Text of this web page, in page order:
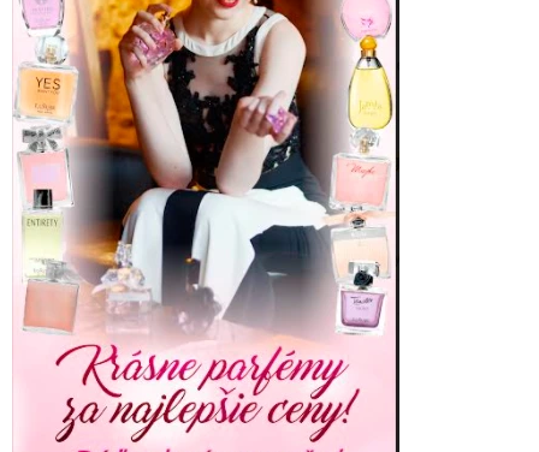
R
I
L
L
A
N
T
5
r